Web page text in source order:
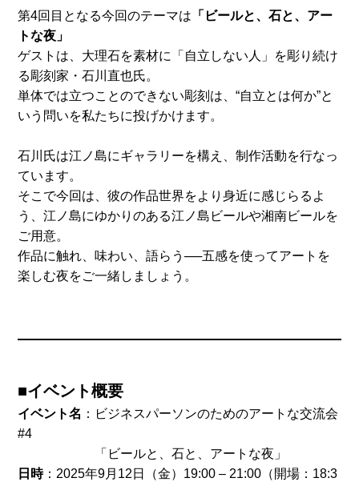
第4回目となる今回のテーマは 「ビールと、石と、アー
トな夜」
ゲストは、大理石を素材に「自立しない人」を彫り続け
る彫刻家・石川直也氏。
単体では立つことのできない彫刻は、“自立とは何か”と
いう問いを私たちに投げかけます。
石川氏は江ノ島にギャラリーを構え、制作活動を行なっ
ています。
そこで今回は、彼の作品世界をより身近に感じらるよ
う、江ノ島にゆかりのある江ノ島ビールや湘南ビールを
ご用意。
作品に触れ、味わい、語らう──五感を使ってアートを
楽しむ夜をご一緒しましょう。
■イベント概要
イベント名 ：ビジネスパーソンのためのアートな交流会
#4
「ビールと、石と、アートな夜」
日時：2025年9月12日（金）19:00 – 21:00（開場：18:3